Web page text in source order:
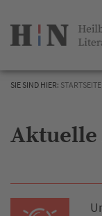
SIE SIND HIER: STARTSEITE
Aktuelle